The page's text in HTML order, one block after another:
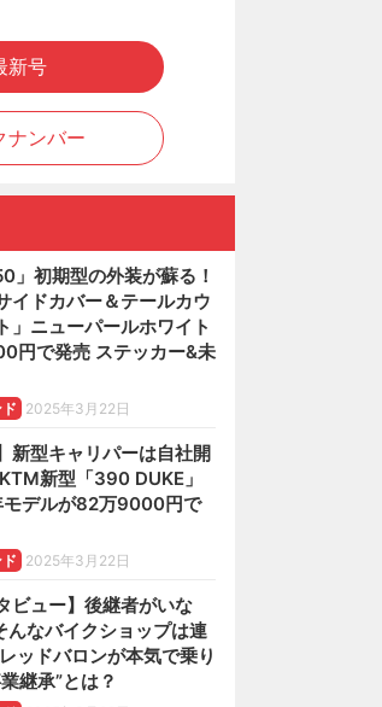
新号
ナンバー
」初期型の外装が蘇る！
イドカバー＆テールカウ
」ニューパールホワイト
円で発売 ステッカー&未
2025年3月22日
新型キャリパーは自社開
新型「390 DUKE」
デルが82万9000円で
2025年3月22日
ビュー】後継者がいな
んなバイクショップは連
ッドバロンが本気で乗り
継承”とは？